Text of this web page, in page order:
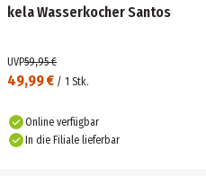
kela Wasserkocher Santos
49,99 € / 1 Stk.
UVP59,95 €
Online verfügbar
In die Filiale lieferbar